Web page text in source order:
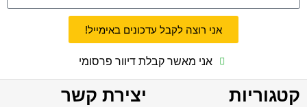
אני רוצה לקבל עדכונים באימייל!
אני מאשר קבלת דיוור פרסומי
קטגוריות יצירת קשר